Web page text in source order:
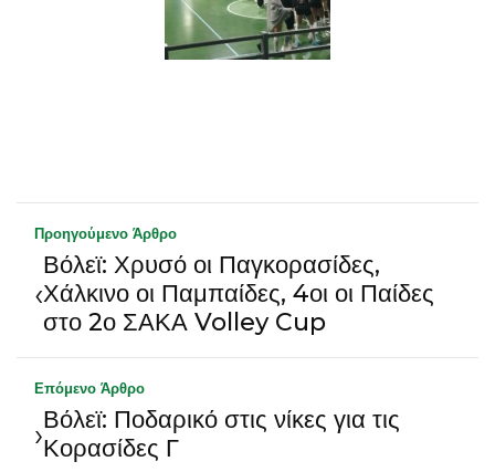
Προηγούμενο Άρθρο
‹
Βόλεϊ: Χρυσό οι Παγκορασίδες,
Χάλκινο οι Παμπαίδες, 4οι οι Παίδες
στο 2ο ΣΑΚΑ Volley Cup
Επόμενο Άρθρο
›Βόλεϊ: Ποδαρικό στις νίκες για τις
Κορασίδες Γ